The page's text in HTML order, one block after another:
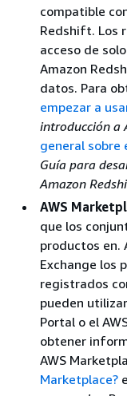
compatible
Redshift. Los
acceso de
Amazon
datos. Para
empezar a
introducción a
general sobre
Guía para
Amazon
AWS
que los
productos en.
Exchange los
registrados
pueden
Portal o el
obtener
AWS
Marketplace?